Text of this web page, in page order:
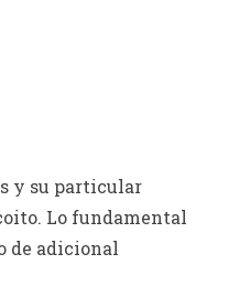
y su particular
Lo fundamental
de adicional